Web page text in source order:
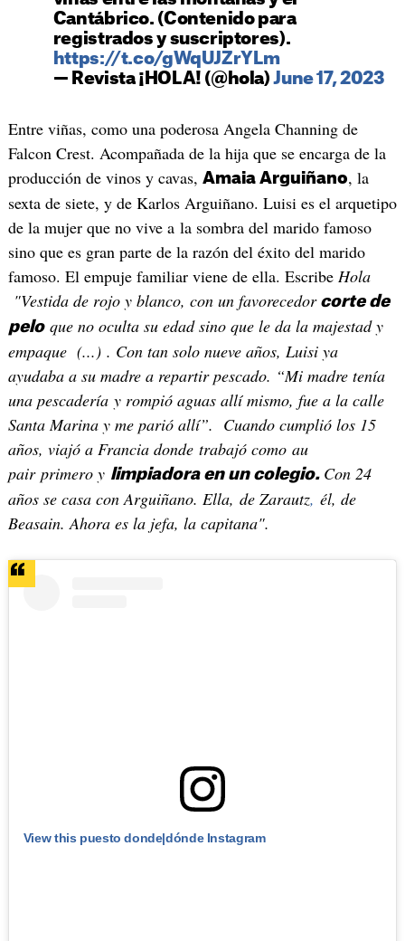
Cantábrico. (Contenido para
registrados y suscriptores).
https://t.co/gWqUJZrYLm
— Revista ¡HOLA! (@hola)June 17, 2023
Entre viñas, como una poderosa Angela Channing de
Falcon Crest. Acompañada de la hija que se encarga de la
producción de vinos y cavas, Amaia Arguiñano, la
sexta de siete, y de Karlos Arguiñano. Luisi es el arquetipo
de la mujer que no vive a la sombra del marido famoso
sino que es gran parte de la razón del éxito del marido
famoso. El empuje familiar viene de ella. Escribe Hola
"Vestida de rojo y blanco, con un favorecedorcorte de
peloque no oculta su edad sino que le da la majestad y
empaque (...) . Con tan solo nueve años, Luisi ya
ayudaba a su madre a repartir pescado. “Mi madre tenía
una pescadería y rompió aguas allí mismo, fue a la calle
Santa Marina y me parió allí”. Cuando cumplió los 15
años, viajó a Francia donde trabajó como au
pair primero y limpiadora en un colegio. Con 24
años se casa con Arguiñano. Ella, de Zarautz, él, de
Beasain. Ahora es la jefa, la capitana".
View this puesto donde|dónde Instagram